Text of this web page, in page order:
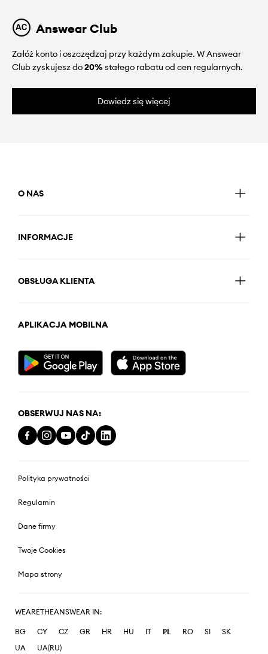
Answear Club
Załóż konto i oszczędzaj przy każdym zakupie. W Answear
Club zyskujesz do20%stałego rabatu od cen regularnych.
Dowiedz się więcej
O NAS
INFORMACJE
OBSŁUGA KLIENTA
APLIKACJA MOBILNA
OBSERWUJ NAS NA:
Polityka prywatności
Regulamin
Dane firmy
Twoje Cookies
Mapa strony
WEARETHEANSWEAR IN:
BG CY CZ GR HR HU IT PL RO SI
SK
UA
UA(RU)